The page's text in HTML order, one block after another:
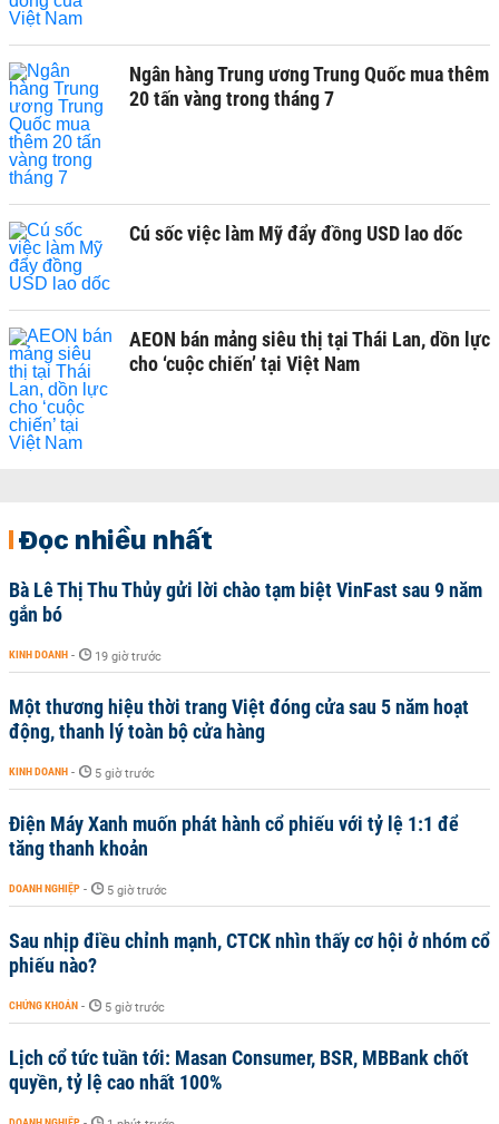
Ngân hàng Trung ương Trung Quốc mua thêm
20 tấn vàng trong tháng 7
Cú sốc việc làm Mỹ đẩy đồng USD lao dốc
AEON bán mảng siêu thị tại Thái Lan, dồn lực
cho ‘cuộc chiến’ tại Việt Nam
Đọc nhiều nhất
Bà Lê Thị Thu Thủy gửi lời chào tạm biệt VinFast sau 9 năm
gắn bó
KINH DOANH - 19 giờ trước
Một thương hiệu thời trang Việt đóng cửa sau 5 năm hoạt
động, thanh lý toàn bộ cửa hàng
KINH DOANH - 5 giờ trước
Điện Máy Xanh muốn phát hành cổ phiếu với tỷ lệ 1:1 để
tăng thanh khoản
DOANH NGHIỆP - 5 giờ trước
Sau nhịp điều chỉnh mạnh, CTCK nhìn thấy cơ hội ở nhóm cổ
phiếu nào?
CHỨNG KHOÁN - 5 giờ trước
Lịch cổ tức tuần tới: Masan Consumer, BSR, MBBank chốt
quyền, tỷ lệ cao nhất 100%